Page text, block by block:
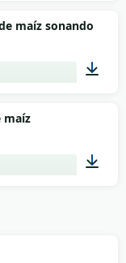
00:01
maíz sonando
maíz